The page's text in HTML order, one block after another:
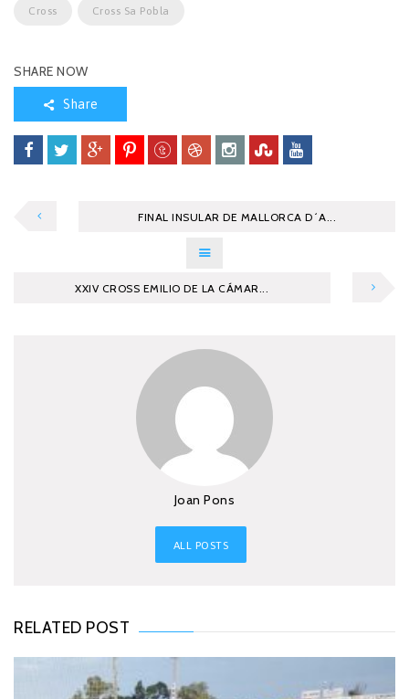
Cross Cross Sa Pobla
SHARE NOW
Share
FINAL INSULAR DE MALLORCA D´A...
XXIV CROSS EMILIO DE LA CÁMAR...
Joan Pons
ALL POSTS
RELATED POST